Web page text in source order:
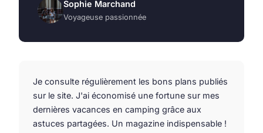
Sophie Marchand
Voyageuse passionnée
Je consulte régulièrement les bons plans publiés
sur le site. J'ai économisé une fortune sur mes
dernières vacances en camping grâce aux
astuces partagées. Un magazine indispensable !